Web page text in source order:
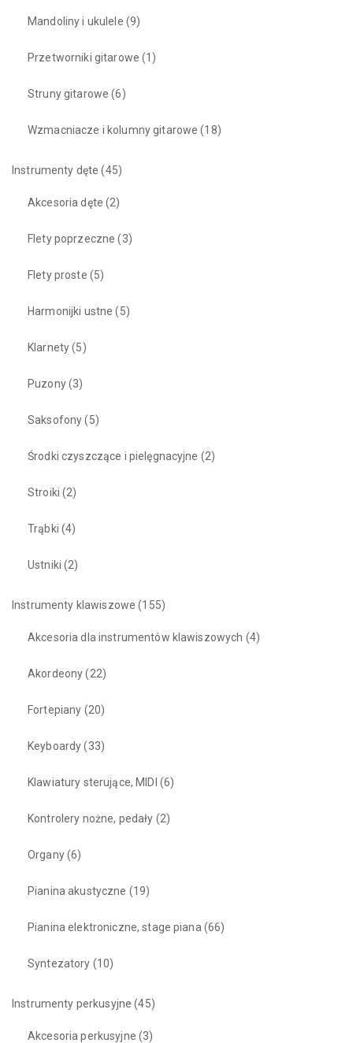
Mandoliny i ukulele (9)
Przetworniki gitarowe (1)
Struny gitarowe (6)
Wzmacniacze i kolumny gitarowe (18)
Instrumenty dęte (45)
Akcesoria dęte (2)
Flety poprzeczne (3)
Flety proste (5)
Harmonijki ustne (5)
Klarnety(5)
Puzony(3)
Saksofony(5)
Środki czyszczące i pielęgnacyjne (2)
Stroiki (2)
Trąbki (4)
Ustniki (2)
Instrumenty klawiszowe (155)
Akcesoria dla instrumentów klawiszowych (4)
Akordeony(22)
Fortepiany (20)
Keyboardy(33)
Klawiatury sterujące, MIDI (6)
Kontrolery nożne, pedały (2)
Organy(6)
Pianina akustyczne (19)
Pianina elektroniczne, stage piana (66)
Syntezatory (10)
Instrumenty perkusyjne (45)
Akcesoria perkusyjne (3)